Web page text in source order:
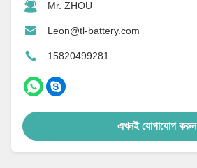
Mr. ZHOU
Leon@tl-battery.com
15820499281
এখনই যোগাযোগ করুন